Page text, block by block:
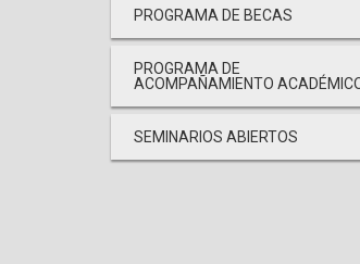
PROGRAMA DE BECAS
PROGRAMA DE
ACOMPAÑAMIENTO
SEMINARIOS ABIERTOS